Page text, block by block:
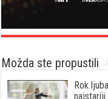
Možda ste propustili
Rok
najstariji